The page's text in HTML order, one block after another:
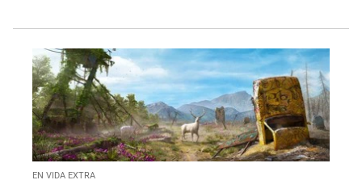
EN VIDA EXTRA